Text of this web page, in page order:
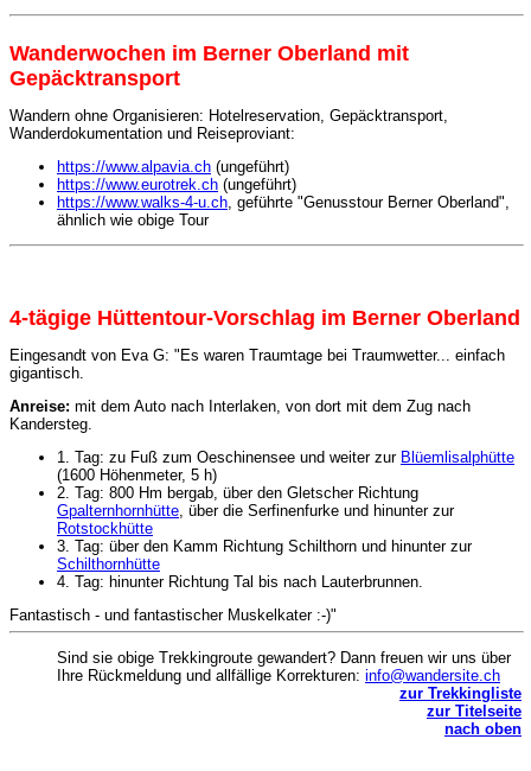
Wanderwochen im Berner Oberland mit
Gepäcktransport
Wandern ohne Organisieren: Hotelreservation, Gepäcktransport,
Wanderdokumentation und Reiseproviant:
https://www.alpavia.ch (ungeführt)
https://www.eurotrek.ch (ungeführt)
https://www.walks-4-u.ch, geführte "Genusstour Berner Oberland",
ähnlich wie obige Tour
4-tägige Hüttentour-Vorschlag im Berner Oberland
Eingesandt von Eva G: "Es waren Traumtage bei Traumwetter... einfach
gigantisch.
Anreise: mit dem Auto nach Interlaken, von dort mit dem Zug nach
Kandersteg.
1. Tag: zu Fuß zum Oeschinensee und weiter zur Blüemlisalphütte
(1600 Höhenmeter, 5 h)
2. Tag: 800 Hm bergab, über den Gletscher Richtung
Gpalternhornhütte , über die Serfinenfurke und hinunter zur
Rotstockhütte
3. Tag: über den Kamm Richtung Schilthorn und hinunter zur
Schilthornhütte
4. Tag: hinunter Richtung Tal bis nach Lauterbrunnen.
Fantastisch - und fantastischer Muskelkater :-)"
Sind sie obige Trekkingroute gewandert? Dann freuen wir uns über
Ihre Rückmeldung und allfällige Korrekturen: info@wandersite.ch
zur Trekkingliste
zur Titelseite
nach oben